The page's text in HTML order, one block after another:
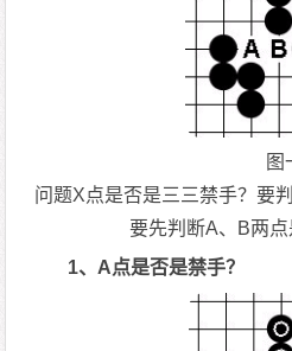
图
问题X点是否是三三禁手？要
要先判断A、B两点
1、A点是否是禁手？